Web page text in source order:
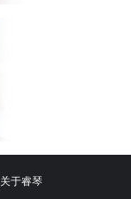
关于睿琴